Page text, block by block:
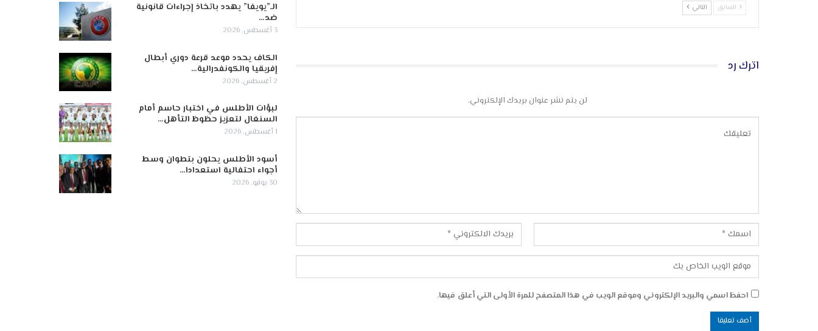
السابق التالي
اترك رد
لن يتم نشر عنوان بريدك الإلكتروني.
احفظ اسمي والبريد الإلكتروني وموقع الويب في هذا المتصفح للمرة الأولى التي أعلق فيها.
الـ”يويفا” يهدد باتخاذ إجراءات قانونية
ضد…
3 أغسطس, 2026
الكاف يحدد موعد قرعة دوري أبطال
إفريقيا والكونفدرالية…
2 أغسطس, 2026
لبؤات الأطلس في اختبار حاسم أمام
السنغال لتعزيز حظوظ التأهل…
1 أغسطس, 2026
أسود الأطلس يحلون بتطوان وسط
أجواء احتفالية استعدادا…
30 يوليو, 2026